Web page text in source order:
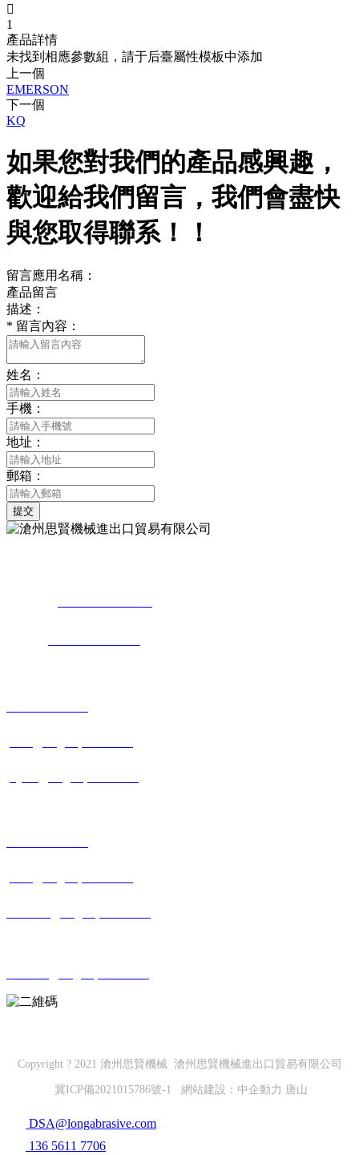

1
產品詳情
未找到相應參數組，請于后臺屬性模板中添加
上一個
EMERSON
下一個
KQ
如果您對我們的產品感興趣，
歡迎給我們留言，我們會盡快
與您取得聯系！！
留言應用名稱：
產品留言
描述：
* 留言內容：
姓名：
手機：
地址：
郵箱：
提交
Copyright ? 2021 滄州思賢機械 滄州思賢機械進出口貿易有限公司
冀ICP備2021015786號-1 網站建設： 中企動力 唐山
DSA@longabrasive.com
136 5611 7706